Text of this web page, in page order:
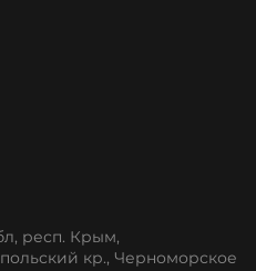
респ. Крым,
кр., Черноморское